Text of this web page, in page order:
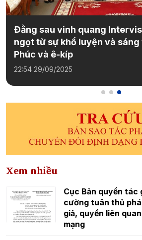
Đằng sau vinh quang
ngọt từ sự khổ luyện và
Phúc và ê-kíp
22:54 29/09/2025
Xem nhiều
Cục Bản quyền tác
cường tuân thủ
giả, quyền liên
mạng